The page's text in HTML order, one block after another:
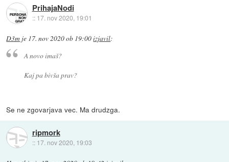
PrihajaNodi
:: 17. nov 2020, 19:01
D3m je 17. nov 2020 ob 19:00izjavil:
A novo imaš?
Kaj pa bivša prav?
Se ne zgovarjava vec. Ma drudzga.
ripmork
:: 17. nov 2020, 19:03